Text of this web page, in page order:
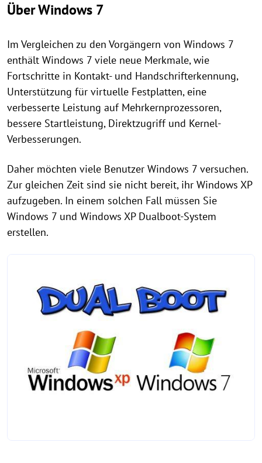
Über Windows 7
Im Vergleichen zu den Vorgängern von Windows 7
enthält Windows 7 viele neue Merkmale, wie
Fortschritte in Kontakt- und Handschrifterkennung,
Unterstützung für virtuelle Festplatten, eine
verbesserte Leistung auf Mehrkernprozessoren,
bessere Startleistung, Direktzugriff und Kernel-
Verbesserungen.
Daher möchten viele Benutzer Windows 7 versuchen.
Zur gleichen Zeit sind sie nicht bereit, ihr Windows XP
aufzugeben. In einem solchen Fall müssen Sie
Windows 7 und Windows XP Dualboot-System
erstellen.